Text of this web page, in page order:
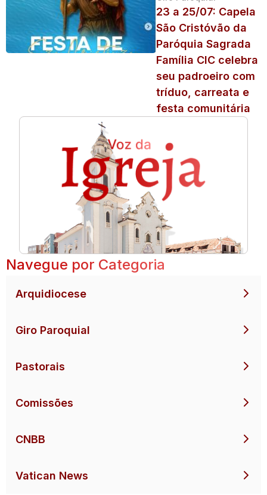
23 a 25/07: Capela
São Cristóvão da
Paróquia Sagrada
Família CIC celebra
seu padroeiro com
tríduo, carreata e
festa comunitária
Navegue por Categoria
Arquidiocese
Giro Paroquial
Pastorais
Comissões
CNBB
Vatican News